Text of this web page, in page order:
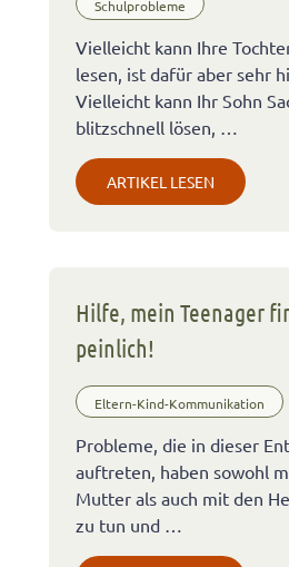
Schulprobleme
Vielleicht kann Ihre
lesen, ist dafür aber sehr
Vielleicht kann Ihr Sohn
blitzschnell lösen, …
ARTIKEL LESEN
Hilfe, mein Teenager
peinlich!
Eltern-Kind-Kommunikation
Probleme, die in dieser
auftreten, haben sowohl
Mutter als auch mit den
zu tun und …